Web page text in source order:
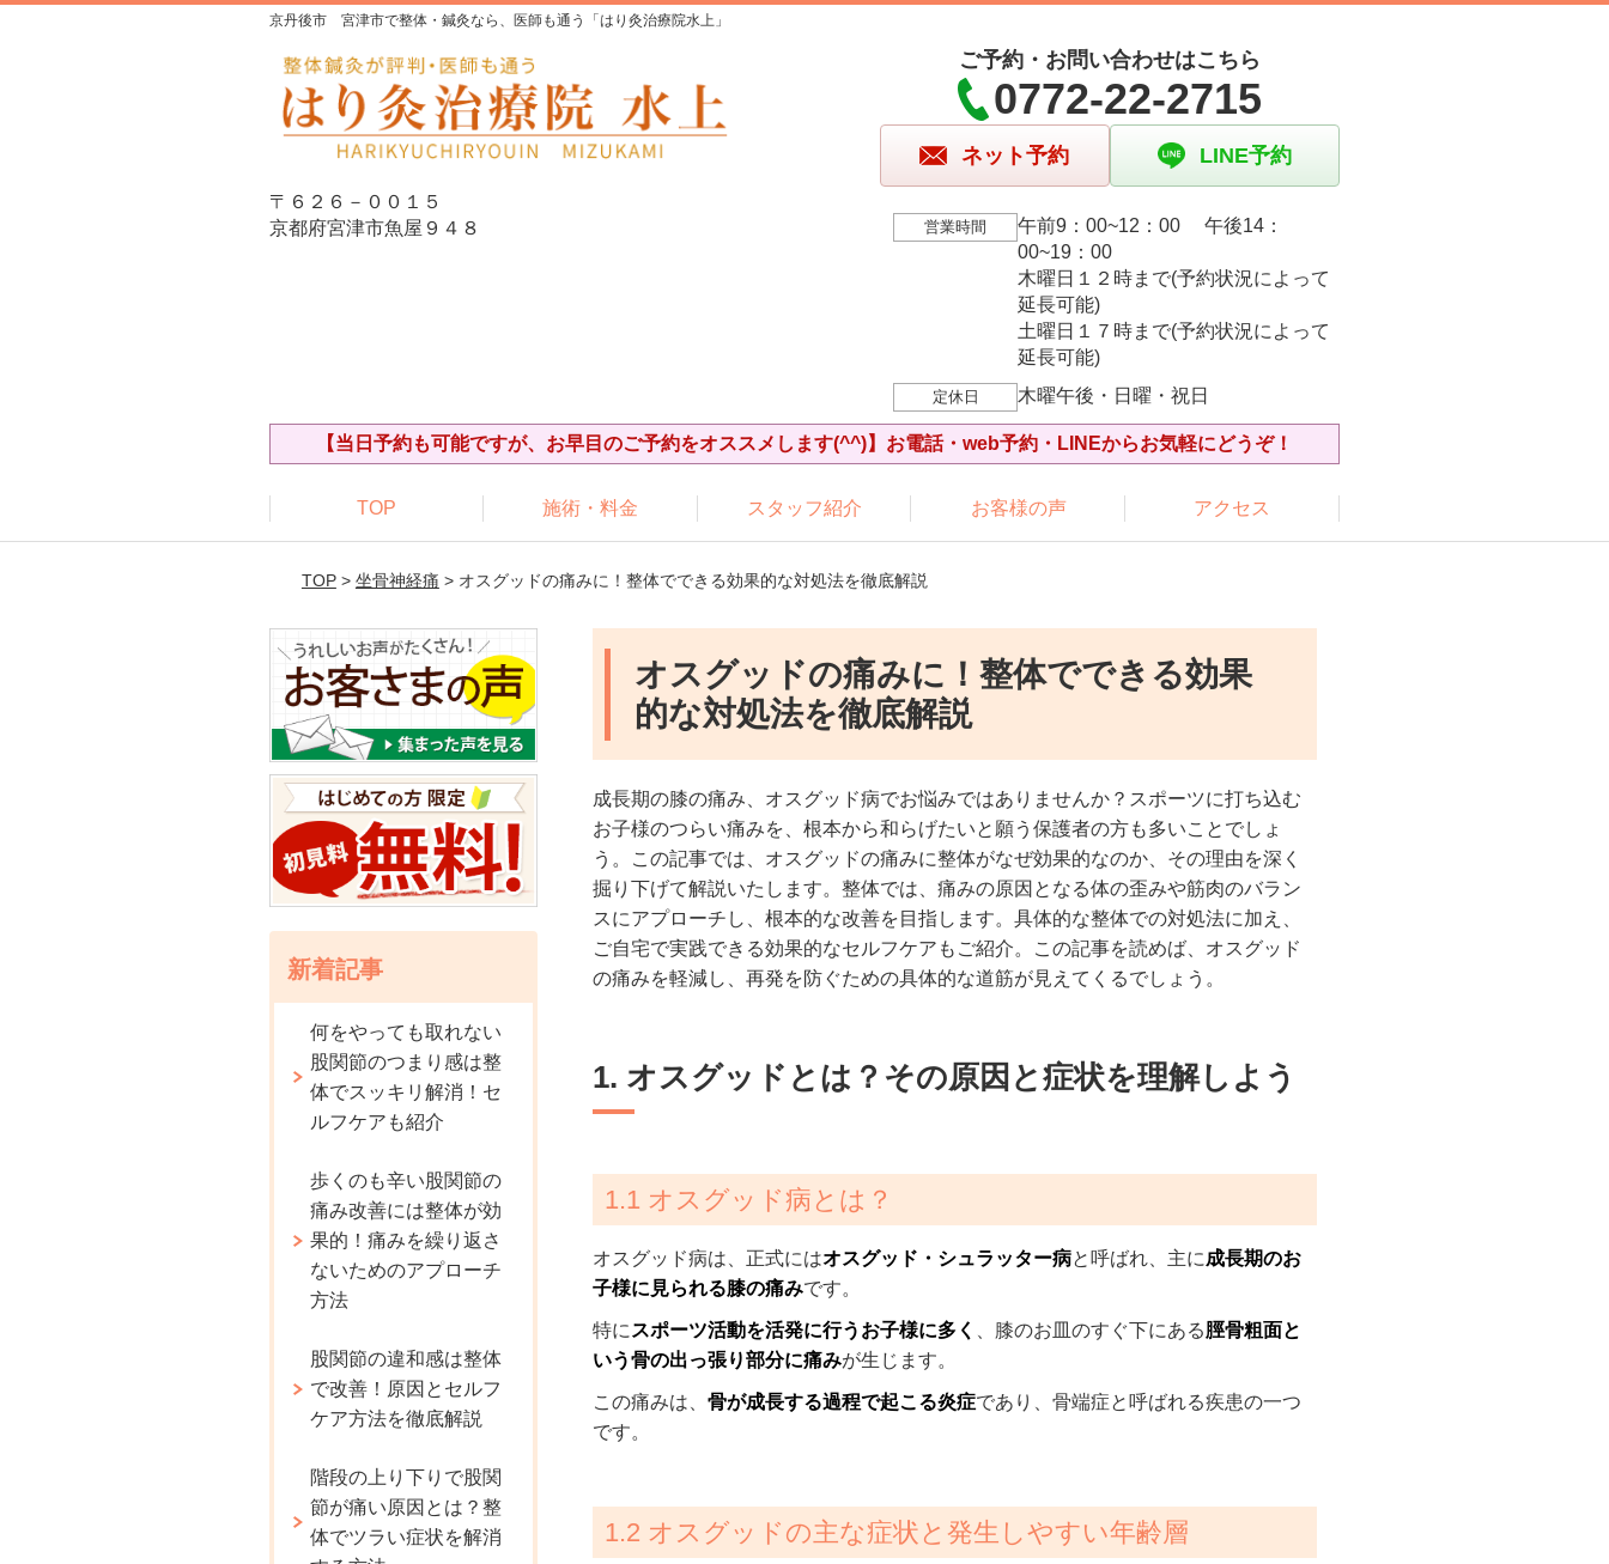
京丹後市 宮津市で整体・鍼灸なら、医師も通う「はり灸治療院水上」
〒６２６－００１５
京都府宮津市魚屋９４８
ご予約・お問い合わせはこちら
0772-22-2715
ネット予約 LINE予約
営業時間
午前9：00~12：00 午後14：
00~19：00
木曜日１２時まで(予約状況によって
延長可能)
土曜日１７時まで(予約状況によって
延長可能)
定休日 木曜午後・日曜・祝日
【当日予約も可能ですが、お早目のご予約をオススメします(^^)】お電話・web予約・LINEからお気軽にどうぞ！
TOP 施術・料金 スタッフ紹介 お客様の声 アクセス
TOP> 坐骨神経痛 > オスグッドの痛みに！整体でできる効果的な対処法を徹底解説
オスグッドの痛みに！整体でできる効果
的な対処法を徹底解説
成長期の膝の痛み、オスグッド病でお悩みではありませんか？スポーツに打ち込む
お子様のつらい痛みを、根本から和らげたいと願う保護者の方も多いことでしょ
う。この記事では、オスグッドの痛みに整体がなぜ効果的なのか、その理由を深く
掘り下げて解説いたします。整体では、痛みの原因となる体の歪みや筋肉のバラン
スにアプローチし、根本的な改善を目指します。具体的な整体での対処法に加え、
ご自宅で実践できる効果的なセルフケアもご紹介。この記事を読めば、オスグッド
の痛みを軽減し、再発を防ぐための具体的な道筋が見えてくるでしょう。
1. オスグッドとは？その原因と症状を理解しよう
1.1 オスグッド病とは？
オスグッド病は、正式にはオスグッド・シュラッター病と呼ばれ、主に成長期のお
子様に見られる膝の痛みです。
特に スポーツ活動を活発に行うお子様に多く 、膝のお皿のすぐ下にある脛骨粗面と
いう骨の出っ張り部分に痛みが生じます。
この痛みは、 骨が成長する過程で起こる炎症であり、骨端症と呼ばれる疾患の一つ
です。
1.2 オスグッドの主な症状と発生しやすい年齢層
新着記事
何をやっても取れない
股関節のつまり感は整
体でスッキリ解消！セ
ルフケアも紹介
歩くのも辛い股関節の
痛み改善には整体が効
果的！痛みを繰り返さ
ないためのアプローチ
方法
股関節の違和感は整体
で改善！原因とセルフ
ケア方法を徹底解説
階段の上り下りで股関
節が痛い原因とは？整
体でツラい症状を解消